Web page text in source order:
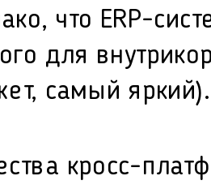
что ERP-
для
самый яркий).
кросс-